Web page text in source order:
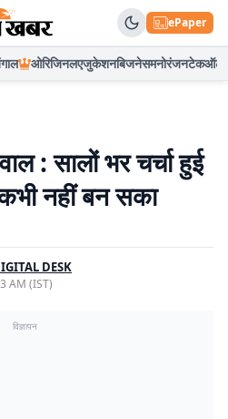
ePaper
ओरिजिनलएजुकेशनबिजनेसमनोरंजनटेकऑटो
: सालों भर चर्चा हुई
नहीं बन सका
DESK
AM (IST)
विज्ञापन